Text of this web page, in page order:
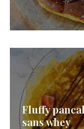
Fluffy
sans whey